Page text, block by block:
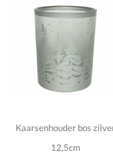
Kaarsenhouder bos
12,5cm